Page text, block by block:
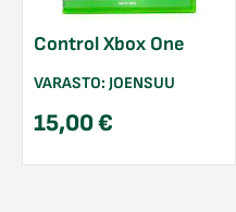
Control Xbox One
VARASTO: JOENSUU
15,00€